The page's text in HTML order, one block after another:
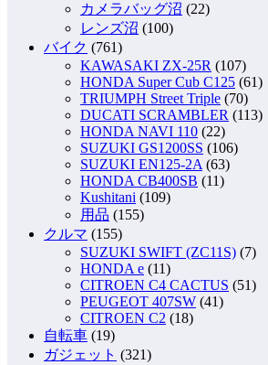
カメラバッグ沼 (22)
レンズ沼 (100)
バイク (761)
KAWASAKI ZX-25R (107)
HONDA Super Cub C125 (61)
TRIUMPH Street Triple (70)
DUCATI SCRAMBLER (113)
HONDA NAVI 110 (22)
SUZUKI GS1200SS (106)
SUZUKI EN125-2A (63)
HONDA CB400SB (11)
Kushitani (109)
用品 (155)
クルマ (155)
SUZUKI SWIFT (ZC11S) (7)
HONDA e (11)
CITROEN C4 CACTUS (51)
PEUGEOT 407SW (41)
CITROEN C2 (18)
自転車 (19)
ガジェット (321)